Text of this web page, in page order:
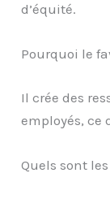
d’équité.
Pourquoi le
Il crée des
employés, ce
Quels sont